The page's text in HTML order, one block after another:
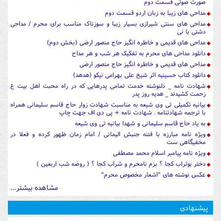
مداحی های زیبا به زبان اردو قسمت دوم
مداحی های سنتی شیرازی بسیار زیبا و سوزناک مناسب برای محرم / مداحی
دشتی با نی
مداحی های قدیمی و خاطره انگیز حاج منصور ارضی (بخش دوم)
دانلود مداحی های محرم به تفکیک هر شب و هر مداح
مداحی های قدیمی و خاطره انگیز حاج منصور ارضی
دانلود کتاب حسینیه اثر شیخ علی بهرامی نیکو (هدهد)
شهادت نامه _ دلنوشته خدمت تمامی پدرهایی که در راه محبت اهل بیت ع
زحمت کشیدند _ هدیه روز پدر
بیانیه تکمیلی تی وی شیعه به مناسبت شهادت زوار حاج قاسم سلیمانی همراه
با ترجمه شهادتنامه . شهادت نامه + پی دی اف جهت چاپ
به یاد حاج قاسم سلیمانی و شهدا بیانیه تی وی شیعه
ویژه نامه مبارزه با فتنه جنبش الیمانی / امام زمان ظهور کرده و فعلا در
مخفیگاهی ست
ویژه نامه پیامبر اسلام محمد مصطفی
دختر بوتراب کجا ؟ بزم نامحرم و شراب کجا ؟ ( روضه شب اربعین )
عکس نوشته های "اشعار مخصوص محرم"
مشاهده بیشتر...
پیشنهادی